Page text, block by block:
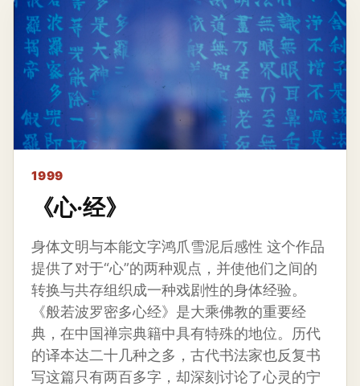
1999
《心·经》
身体文明与本能文字鸿爪雪泥后感性 这个作品
提供了对于“心”的两种观点，并使他们之间的
转换与共存组织成一种戏剧性的身体经验。
《般若波罗密多心经》是大乘佛教的重要经
典，在中国禅宗典籍中具有特殊的地位。历代
的译本达二十几种之多，古代书法家也反复书
写这篇只有两百多字，却深刻讨论了心灵的宁